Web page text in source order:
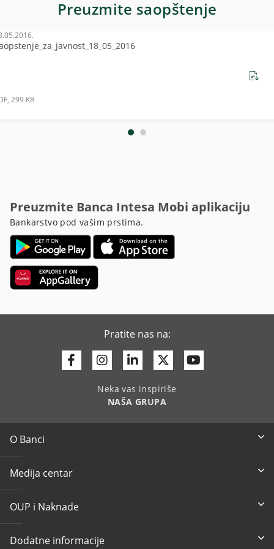
Preuzmite saopštenje
299 KB
Preuzmite Banca Intesa Mobi aplikaciju
Bankarstvo pod vašim prstima.
Pratite nas na:
FacebookInstagram
LinkedinTwitter
Neka vas inspiriše
NAŠA GRUPA
O Banci
Medija centar
OUP i Naknade
Dodatne informacije